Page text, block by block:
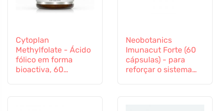
Cytoplan
Methylfolate - Ácido
fólico em forma
bioactiva, 60
Neobotanics
Imunacut Forte (60
cápsulas) - para
reforçar o sistema